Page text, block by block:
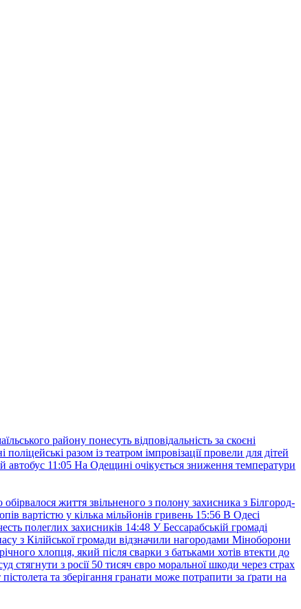
району понесуть відповідальність за скоєні
поліцейські разом із театром імпровізації провели для дітей
автобус 11:05 На Одещині очікується зниження температури
обірвалося життя звільненого з полону захисника з Білгород-
вартістю у кілька мільйонів гривень 15:56 В Одесі
полеглих захисників 14:48 У Бессарабській громаді
з Кілійської громади відзначили нагородами Міноборони
хлопця, який після сварки з батьками хотів втекти до
стягнути з росії 50 тисяч євро моральної шкоди через страх
та зберігання гранати може потрапити за ґрати на